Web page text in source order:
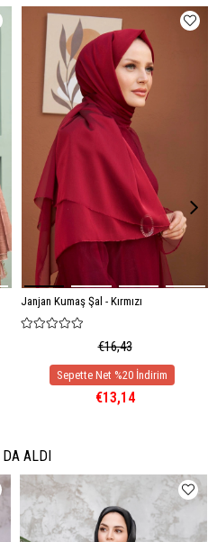
Janjan Kumaş Şal - Kırmızı
€16,43
€13,14
DA ALDI